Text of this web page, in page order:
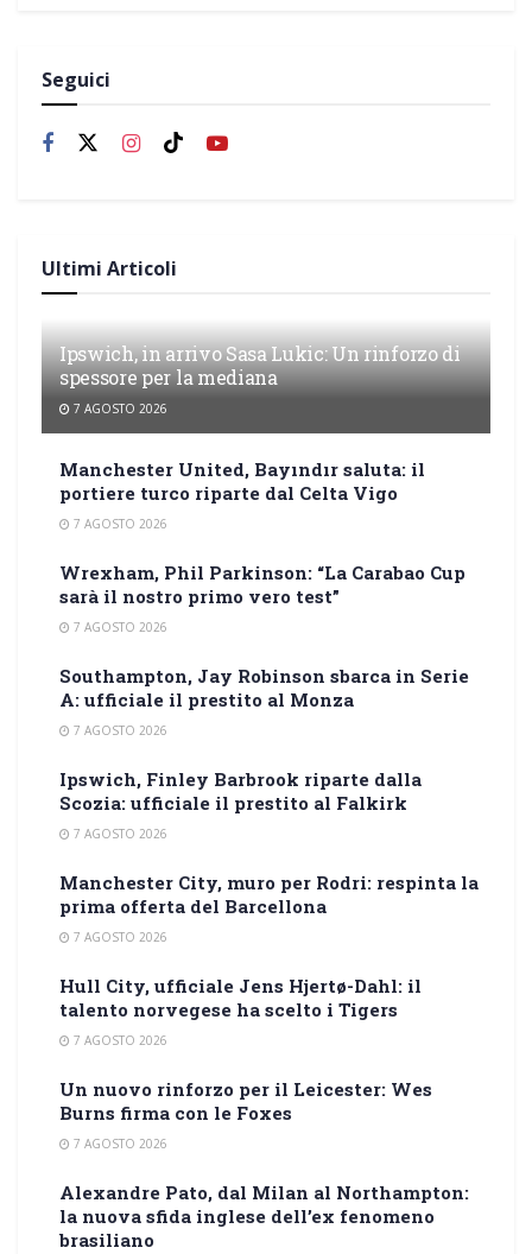
Seguici
Ultimi Articoli
Ipswich, in arrivo Sasa Lukic: Un rinforzo di
spessore per la mediana
7 AGOSTO 2026
Manchester United, Bayındır saluta: il
portiere turco riparte dal Celta Vigo
7 AGOSTO 2026
Wrexham, Phil Parkinson: “La Carabao Cup
sarà il nostro primo vero test”
7 AGOSTO 2026
Southampton, Jay Robinson sbarca in Serie
A: ufficiale il prestito al Monza
7 AGOSTO 2026
Ipswich, Finley Barbrook riparte dalla
Scozia: ufficiale il prestito al Falkirk
7 AGOSTO 2026
Manchester City, muro per Rodri: respinta la
prima offerta del Barcellona
7 AGOSTO 2026
Hull City, ufficiale Jens Hjertø-Dahl: il
talento norvegese ha scelto i Tigers
7 AGOSTO 2026
Un nuovo rinforzo per il Leicester: Wes
Burns firma con le Foxes
7 AGOSTO 2026
Alexandre Pato, dal Milan al Northampton:
la nuova sfida inglese dell’ex fenomeno
brasiliano